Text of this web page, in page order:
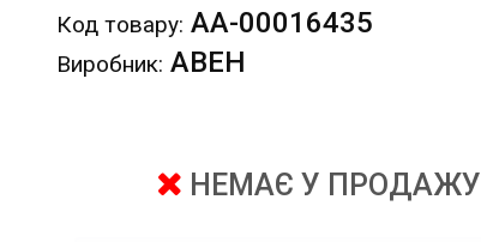
Код товару: АА-00016435
Виробник: АВЕН
НЕМАЄ У ПРОДАЖУ